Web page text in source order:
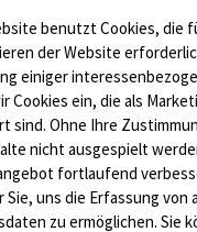
für
benutzt Cookies, die
der Website
einiger
Cookies ein, die als
sind. Ohne Ihre
nicht ausgespielt
fortlaufend
uns die Erfassung von
zu ermöglichen. Sie